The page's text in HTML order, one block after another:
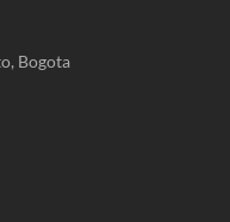
Bogota